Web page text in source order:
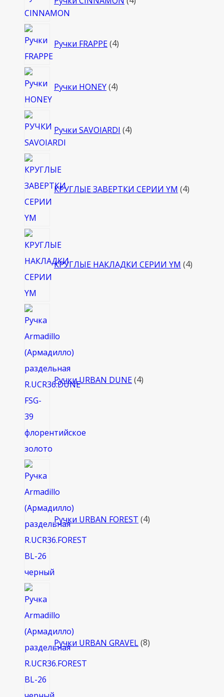
товара
Ручки FRAPPE 4товара
Ручки HONEY 4товара
Ручки SAVOIARDI 4товара
КРУГЛЫЕ ЗАВЕРТКИ СЕРИИ YM 4
КРУГЛЫЕ НАКЛАДКИ СЕРИИ YM 4
Ручки URBAN DUNE 4
Ручки URBAN FOREST 4
Ручки URBAN GRAVEL 8